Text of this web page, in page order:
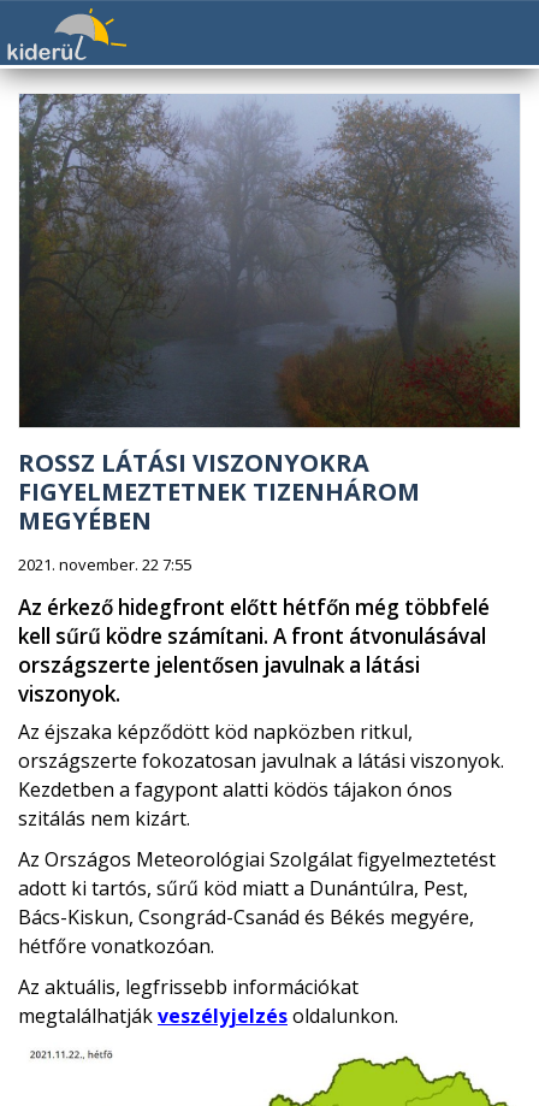
ROSSZ LÁTÁSI VISZONYOKRA
FIGYELMEZTETNEK TIZENHÁROM
MEGYÉBEN
2021. november. 22 7:55
Az érkező hidegfront előtt hétfőn még többfelé
kell sűrű ködre számítani. A front átvonulásával
országszerte jelentősen javulnak a látási
viszonyok.
Az éjszaka képződött köd napközben ritkul,
országszerte fokozatosan javulnak a látási viszonyok.
Kezdetben a fagypont alatti ködös tájakon ónos
szitálás nem kizárt.
Az Országos Meteorológiai Szolgálat figyelmeztetést
adott ki tartós, sűrű köd miatt a Dunántúlra, Pest,
Bács-Kiskun, Csongrád-Csanád és Békés megyére,
hétfőre vonatkozóan.
Az aktuális, legfrissebb információkat
megtalálhatjákveszélyjelzésoldalunkon.